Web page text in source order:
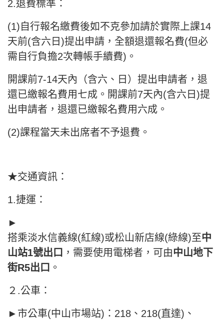
2.退費標準：
(1)自行報名繳費後如不克參加請於實際上課14
天前(含六日)提出申請，全額退還報名費(但必
需自行負擔2次轉帳手續費)。
開課前7-14天內（含六、日）提出申請者，退
還已繳報名費用七成。開課前7天內(含六日)提
出申請者，退還已繳報名費用六成。
(2)課程當天未出席者不予退費。
★交通資訊：
1.捷運：
►
搭乘淡水信義線(紅線)或松山新店線(綠線)至中
山站1號出口 ，需要使用電梯者，可由中山地下
街R5出口 。
２.公車：
►市公車(中山市場站)：218、218(直達)、